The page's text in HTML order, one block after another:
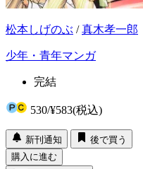
松本しげのぶ /真木孝一郎
少年・青年マンガ
完結
530/¥583(税込)
新刊通知
後で買う
購入に進む